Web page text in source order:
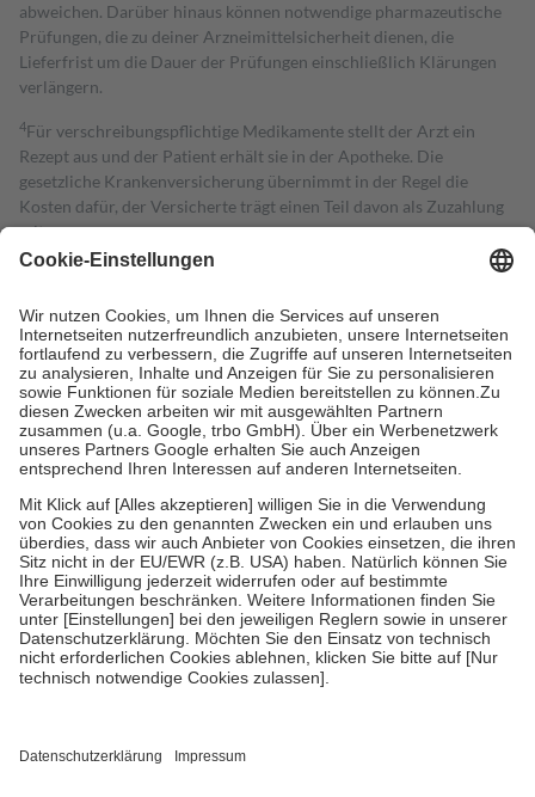
abweichen. Darüber hinaus können notwendige pharmazeutische
Prüfungen, die zu deiner Arzneimittelsicherheit dienen, die
Lieferfrist um die Dauer der Prüfungen einschließlich Klärungen
verlängern.
4Für verschreibungspflichtige Medikamente stellt der Arzt ein
Rezept aus und der Patient erhält sie in der Apotheke. Die
gesetzliche Krankenversicherung übernimmt in der Regel die
Kosten dafür, der Versicherte trägt einen Teil davon als Zuzahlung
mit.
Grundsätzlich leisten Mitglieder Zuzahlungen in Höhe von zehn
höchstens zehn Euro.
Es sind jedoch nie mehr als die tatsächlichen
Kosten der Leistung zu entrichten.
Diese Regeln gelten grundsätzlich auch für Online-Apotheken.
Bei Heilmitteln und häuslicher Krankenpflege beträgt die
Zuzahlung zehn Prozent der Kosten sowie zehn Euro je
Verordnung.
Um das Engagement der Versicherten für ihre eigene Gesundheit zu
stärken und die besondere Stellung der Familie zu unterstützen,
fallenkeine Zuzahlungenan bei:
• Kindern und Jugendlichen bis zum vollendeten 18. Lebensjahr
mit Ausnahme der Fahrkosten
• Untersuchungen zur Vorsorge und Früherkennung, die von der
GKV getragen werden
• empfohlenen Schutzimpfungen
• Harn- und Blutteststreifen
getroffen, um sicherzustellen, dass es sich um echte Bewertungen